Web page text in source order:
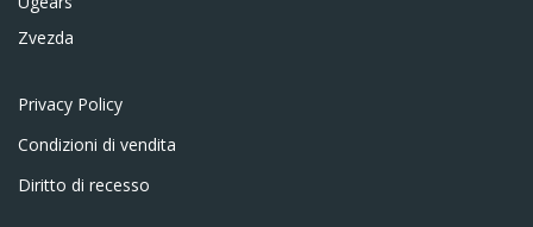
Zvezda
Privacy Policy
Condizioni di vendita
Diritto di recesso